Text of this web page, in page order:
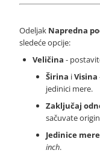
Odeljak Napredna
sledeće opcije:
Veličina -
Širina iVisina
jedinici mere.
Zaključaj
sačuvate
Jedinice mere
inch.